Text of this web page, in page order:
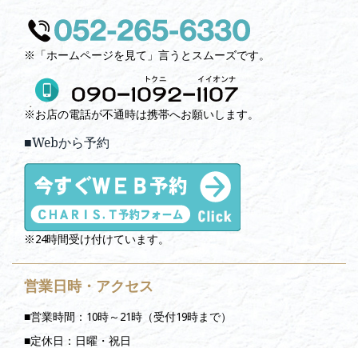
※「ホームページを見て」言うとスムーズです。
※お店の電話が不通時は携帯へお願いします。
■Webから予約
※24時間受け付けています。
営業日時・アクセス
■営業時間：10時～21時（受付19時まで）
■定休日：日曜・祝日